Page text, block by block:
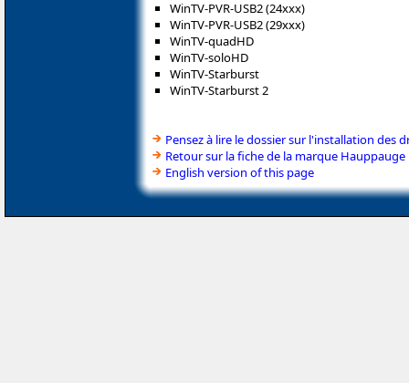
WinTV-PVR-USB2 (24xxx)
WinTV-PVR-USB2 (29xxx)
WinTV-quadHD
WinTV-soloHD
WinTV-Starburst
WinTV-Starburst 2
Pensez à lire le dossier sur l'installation des
Retour sur la fiche de la marque Hauppauge
English version of this page